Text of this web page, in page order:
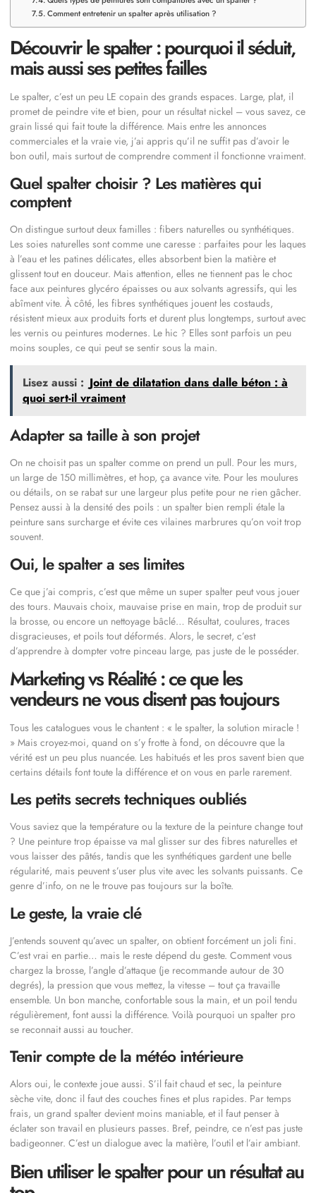
Comment entretenir un spalter après utilisation ?
Découvrir le spalter : pourquoi il séduit,
mais aussi ses petites failles
Le spalter, c’est un peu LE copain des grands espaces. Large, plat, il
promet de peindre vite et bien, pour un résultat nickel – vous savez, ce
grain lissé qui fait toute la différence. Mais entre les annonces
commerciales et la vraie vie, j’ai appris qu’il ne suffit pas d’avoir le
bon outil, mais surtout de comprendre comment il fonctionne vraiment.
Quel spalter choisir ? Les matières qui
comptent
On distingue surtout deux familles : fibers naturelles ou synthétiques.
Les soies naturelles sont comme une caresse : parfaites pour les laques
à l’eau et les patines délicates, elles absorbent bien la matière et
glissent tout en douceur. Mais attention, elles ne tiennent pas le choc
face aux peintures glycéro épaisses ou aux solvants agressifs, qui les
abîment vite. À côté, les fibres synthétiques jouent les costauds,
résistent mieux aux produits forts et durent plus longtemps, surtout avec
les vernis ou peintures modernes. Le hic ? Elles sont parfois un peu
moins souples, ce qui peut se sentir sous la main.
Lisez aussi : Joint de dilatation dans dalle béton : à
quoi sert-il vraiment
Adapter sa taille à son projet
On ne choisit pas un spalter comme on prend un pull. Pour les murs,
un large de 150 millimètres, et hop, ça avance vite. Pour les moulures
ou détails, on se rabat sur une largeur plus petite pour ne rien gâcher.
Pensez aussi à la densité des poils : un spalter bien rempli étale la
peinture sans surcharge et évite ces vilaines marbrures qu’on voit trop
souvent.
Oui, le spalter a ses limites
Ce que j’ai compris, c’est que même un super spalter peut vous jouer
des tours. Mauvais choix, mauvaise prise en main, trop de produit sur
la brosse, ou encore un nettoyage bâclé… Résultat, coulures, traces
disgracieuses, et poils tout déformés. Alors, le secret, c’est
d’apprendre à dompter votre pinceau large, pas juste de le posséder.
Marketing vs Réalité : ce que les
vendeurs ne vous disent pas toujours
Tous les catalogues vous le chantent : « le spalter, la solution miracle !
» Mais croyez-moi, quand on s’y frotte à fond, on découvre que la
vérité est un peu plus nuancée. Les habitués et les pros savent bien que
certains détails font toute la différence et on vous en parle rarement.
Les petits secrets techniques oubliés
Vous saviez que la température ou la texture de la peinture change tout
? Une peinture trop épaisse va mal glisser sur des fibres naturelles et
vous laisser des pâtés, tandis que les synthétiques gardent une belle
régularité, mais peuvent s’user plus vite avec les solvants puissants. Ce
genre d’info, on ne le trouve pas toujours sur la boîte.
Le geste, la vraie clé
J’entends souvent qu’avec un spalter, on obtient forcément un joli fini.
C’est vrai en partie… mais le reste dépend du geste. Comment vous
chargez la brosse, l’angle d’attaque (je recommande autour de 30
degrés), la pression que vous mettez, la vitesse – tout ça travaille
ensemble. Un bon manche, confortable sous la main, et un poil tendu
régulièrement, font aussi la différence. Voilà pourquoi un spalter pro
se reconnait aussi au toucher.
Tenir compte de la météo intérieure
Alors oui, le contexte joue aussi. S’il fait chaud et sec, la peinture
sèche vite, donc il faut des couches fines et plus rapides. Par temps
frais, un grand spalter devient moins maniable, et il faut penser à
éclater son travail en plusieurs passes. Bref, peindre, ce n’est pas juste
badigeonner. C’est un dialogue avec la matière, l’outil et l’air ambiant.
Bien utiliser le spalter pour un résultat au